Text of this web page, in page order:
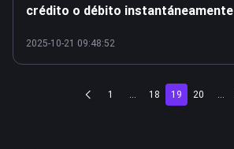
crédito o débito instantáneamente
2025-10-21 09:48:52
1 ... 18 19 20 ...